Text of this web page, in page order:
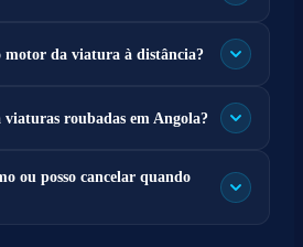
motor da viatura à distância?
viaturas roubadas em Angola?
ou posso cancelar quando